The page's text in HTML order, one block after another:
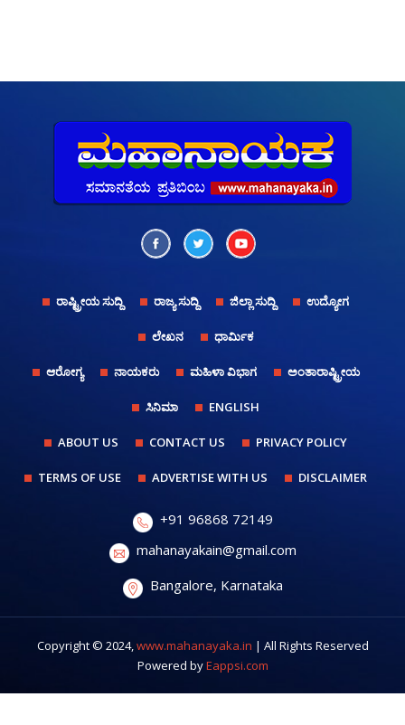
ರಾಷ್ಟ್ರೀಯ ಸುದ್ದಿ ರಾಜ್ಯ ಸುದ್ದಿ ಜಿಲ್ಲಾ ಸುದ್ದಿ ಉದ್ಯೋಗ
ಲೇಖನ ಧಾರ್ಮಿಕ
ಆರೋಗ್ಯ ನಾಯಕರು ಮಹಿಳಾ ವಿಭಾಗ ಅಂತಾರಾಷ್ಟ್ರೀಯ
ಸಿನಿಮಾ ENGLISH
ABOUT US CONTACT US PRIVACY POLICY
TERMS OF USE ADVERTISE WITH US DISCLAIMER
+91 96868 72149
mahanayakain@gmail.com
Bangalore, Karnataka
Copyright © 2024,www.mahanayaka.in | All Rights Reserved
Powered byEappsi.com